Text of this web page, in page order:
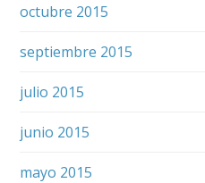
octubre 2015
septiembre 2015
julio 2015
junio 2015
mayo 2015